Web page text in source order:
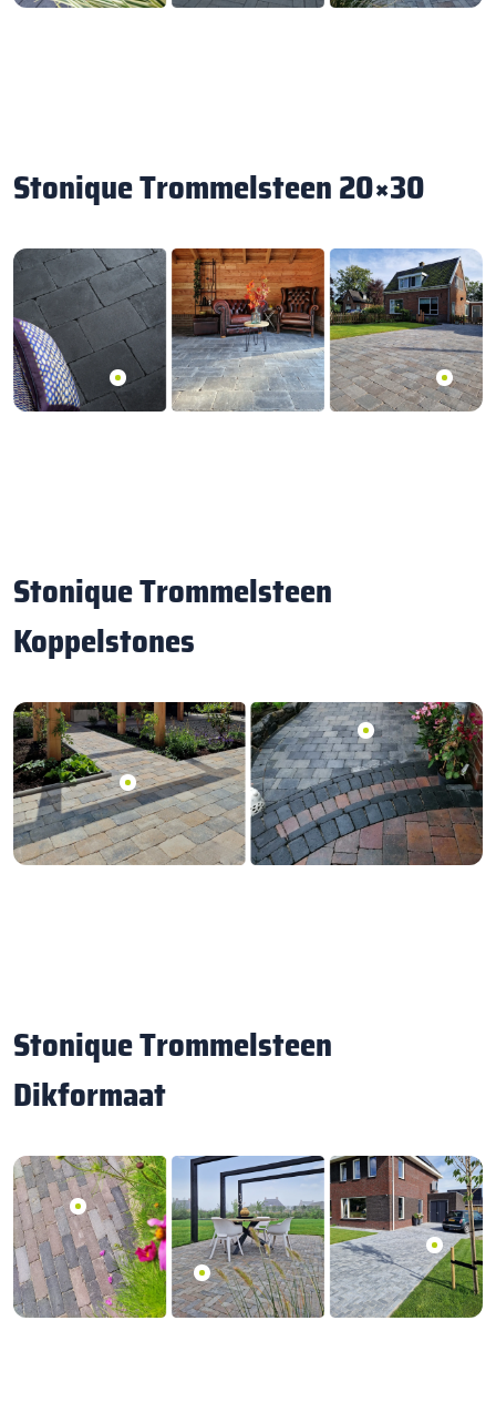
Stonique Trommelsteen 20×30
Stonique Trommelsteen
Koppelstones
Stonique Trommelsteen
Dikformaat